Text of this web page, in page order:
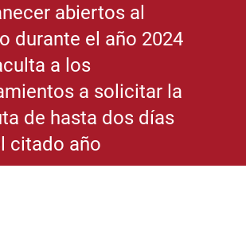
abiertos al
durante el año 2024
a los
a solicitar la
de hasta dos días
citado año